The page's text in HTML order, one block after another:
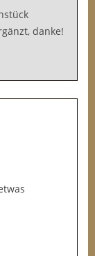
danke!